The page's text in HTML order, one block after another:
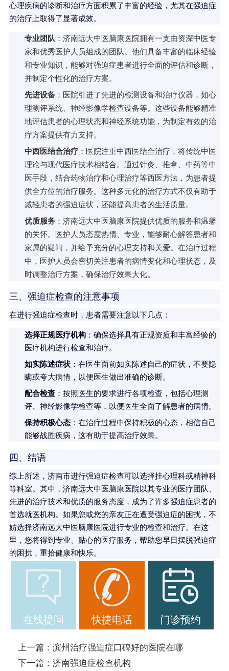
心理疾病的诊断和治疗方面积累了丰富的经验，尤其在强迫症
的治疗上取得了显著成效。
专业团队：济南远大中医脑康医院拥有一支由资深中医专
家和优秀医护人员组成的团队。他们具备丰富的临床经验
和专业知识，能够对强迫症患者进行全面的评估和诊断，
并制定个性化的治疗方案。
先进设备：医院引进了先进的检测设备和治疗仪器，如心
理测评系统、神经影像学检查设备等。这些设备能够精准
地评估患者的心理状态和神经系统功能，为制定有效的治
疗方案提供有力支持。
中西医结合治疗：医院注重中西医结合治疗，将传统中医
理论与现代医疗技术相结合。通过针灸、推拿、中药等中
医手段，结合药物治疗和心理治疗等西医方法，为患者提
供全方位的治疗服务。这种多元化的治疗方式不仅有助于
减轻患者的强迫症状，还能提高患者的生活质量。
优质服务：济南远大中医脑康医院提供优质的服务和温馨
的关怀。医护人员态度热情、专业，能够耐心解答患者和
家属的疑问，并给予充分的心理支持和关爱。在治疗过程
中，医护人员会密切关注患者的病情变化和心理状态，及
时调整治疗方案，确保治疗效果大化。
三、强迫症检查的注意事项
在进行强迫症检查时，患者需要注意以下几点：
选择正规医疗机构：确保选择具有正规资质和丰富经验的
医疗机构进行检查和治疗。
如实陈述症状：在医生面前如实陈述自己的症状，不要隐
瞒或夸大病情，以便医生做出准确的诊断。
配合检查：按照医生的要求进行各项检查，包括心理测
评、神经影像学检查等，以便医生全面了解患者的病情。
保持积极心态：在治疗过程中保持积极的心态，相信自己
能够战胜疾病，这有助于提高治疗效果。
四、结语
综上所述，济南市进行强迫症检查可以选择挂心理科或精神科
等科室。其中，济南远大中医脑康医院以其专业的医疗团队、
先进的治疗技术和优质的服务态度，成为了许多强迫症患者的
首选就医机构。如果您或您的亲友正在遭受强迫症的困扰，不
妨选择济南远大中医脑康医院进行专业的检查和治疗。在这
里，您将得到专业、贴心的医疗服务，帮助您早日摆脱强迫症
的困扰，重拾健康和快乐。
在线提问 快捷电话 门诊预约
上一篇： 滨州治疗强迫症口碑好的医院在哪
下一篇： 济南强迫症检查机构